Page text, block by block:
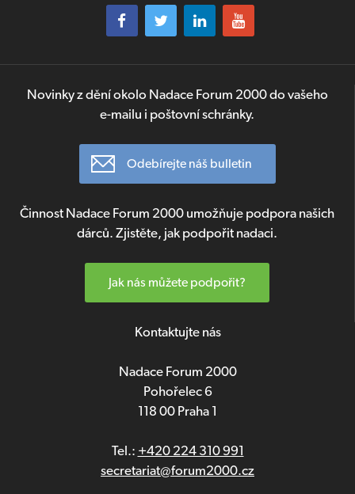
Novinky z dění okolo Nadace Forum 2000 do vašeho
e-mailu i poštovní schránky.
Odebírejte náš bulletin
Činnost Nadace Forum 2000 umožňuje podpora našich
dárců. Zjistěte, jak podpořit nadaci.
Jak nás můžete podpořit?
Kontaktujte nás
Nadace Forum 2000
Pohořelec 6
118 00 Praha 1
Tel.: +420 224 310 991
secretariat@forum2000.cz